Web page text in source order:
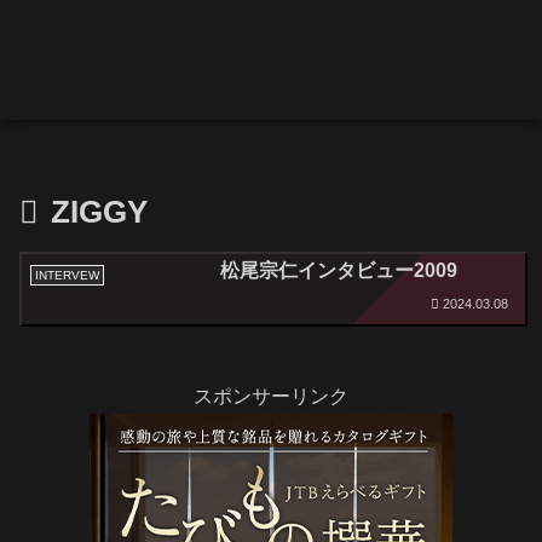
ZIGGY
INTERVEW 松尾宗仁インタビュー2009
2024.03.08
スポンサーリンク